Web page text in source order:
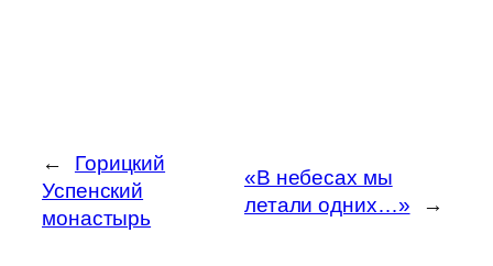
←
Горицкий
Успенский
монастырь
«В небесах мы
летали одних…»
→